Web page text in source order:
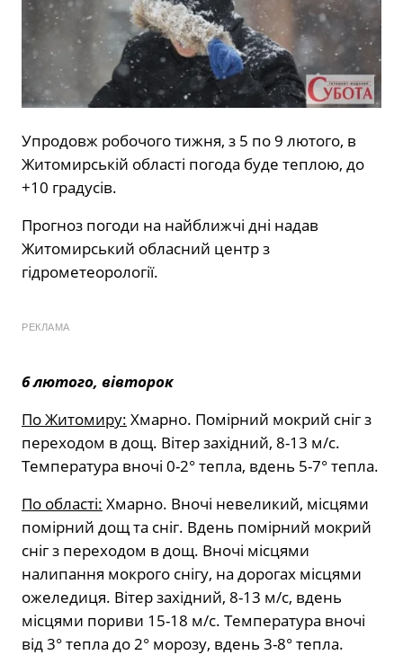
Упродовж робочого тижня, з 5 по 9 лютого, в
Житомирській області погода буде теплою, до
+10 градусів.
Прогноз погоди на найближчі дні надав
Житомирський обласний центр з
гідрометеорології.
РЕКЛАМА
6 лютого, вівторок
По Житомиру: Хмарно. Помірний мокрий сніг з
переходом в дощ. Вітер західний, 8-13 м/с.
Температура вночі 0-2° тепла, вдень 5-7° тепла.
По області: Хмарно. Вночі невеликий, місцями
помірний дощ та сніг. Вдень помірний мокрий
сніг з переходом в дощ. Вночі місцями
налипання мокрого снігу, на дорогах місцями
ожеледиця. Вітер західний, 8-13 м/с, вдень
місцями пориви 15-18 м/с. Температура вночі
від 3° тепла до 2° морозу, вдень 3-8° тепла.